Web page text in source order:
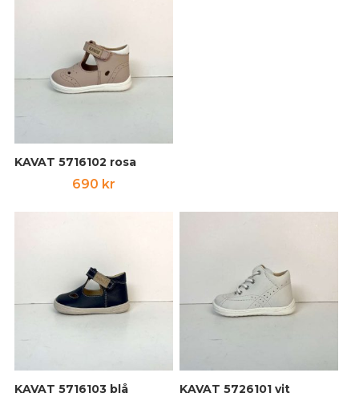
KAVAT 5716102 rosa
690 kr
KAVAT 5716103 blå KAVAT 5726101 vit